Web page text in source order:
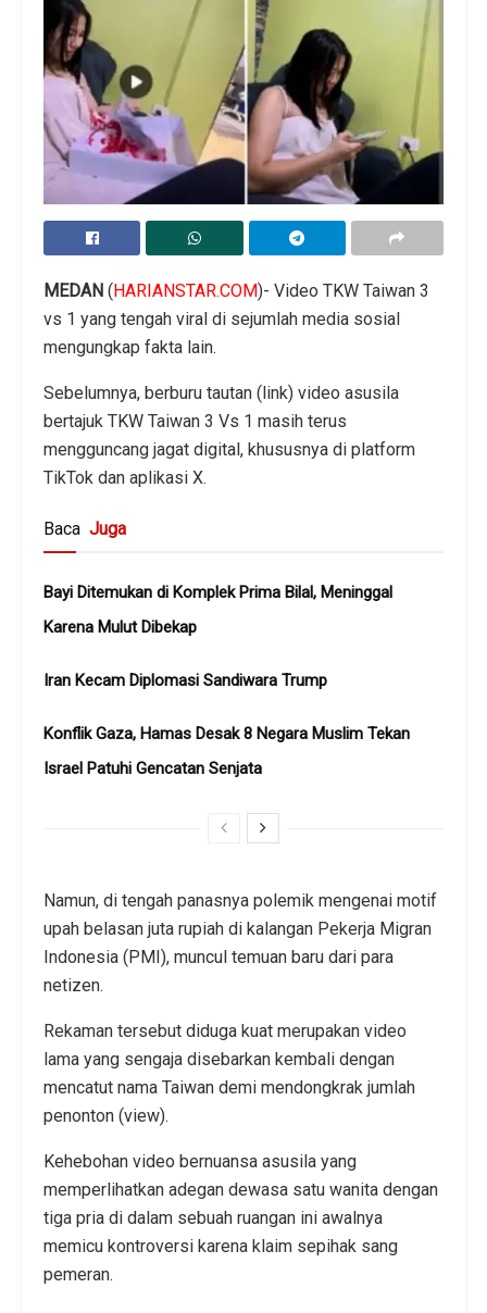
MEDAN (HARIANSTAR.COM)- Video TKW Taiwan 3
vs 1 yang tengah viral di sejumlah media sosial
mengungkap fakta lain.
Sebelumnya, berburu tautan (link) video asusila
bertajuk TKW Taiwan 3 Vs 1 masih terus
mengguncang jagat digital, khususnya di platform
TikTok dan aplikasi X.
Baca Juga
Bayi Ditemukan di Komplek Prima Bilal, Meninggal
Karena Mulut Dibekap
Iran Kecam Diplomasi Sandiwara Trump
Konflik Gaza, Hamas Desak 8 Negara Muslim Tekan
Israel Patuhi Gencatan Senjata
Namun, di tengah panasnya polemik mengenai motif
upah belasan juta rupiah di kalangan Pekerja Migran
Indonesia (PMI), muncul temuan baru dari para
netizen.
Rekaman tersebut diduga kuat merupakan video
lama yang sengaja disebarkan kembali dengan
mencatut nama Taiwan demi mendongkrak jumlah
penonton (view).
Kehebohan video bernuansa asusila yang
memperlihatkan adegan dewasa satu wanita dengan
tiga pria di dalam sebuah ruangan ini awalnya
memicu kontroversi karena klaim sepihak sang
pemeran.